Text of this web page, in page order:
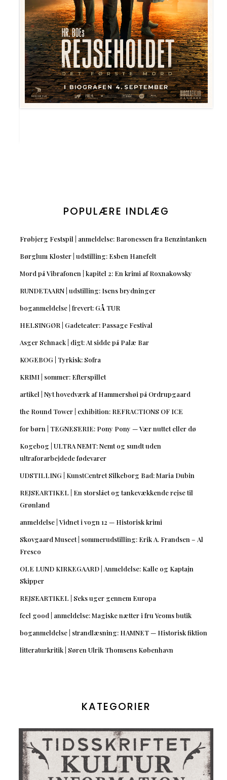
POPULÆRE INDLÆG
Frøbjerg Festspil | anmeldelse: Baronessen fra Benzintanken
Børglum Kloster | udstilling: Esben Hanefelt
Mord på Vibrafonen | kapitel 2: En krimi af Roxnakowsky
RUNDETAARN | udstilling: Isens brydninger
boganmeldelse | frevert: GÅ TUR
HELSINGØR | Gadeteater: Passage Festival
Asger Schnack | digt: At sidde på Palæ Bar
KOGEBOG | Tyrkisk: Sofra
KRIMI | sommer: Efterspillet
artikel | Nyt hovedværk af Hammershøi på Ordrupgaard
the Round Tower | exhibition: REFRACTIONS OF ICE
for børn | TEGNESERIE: Pony Pony — Vær nuttet eller dø
Kogebog | ULTRA NEMT: Nemt og sundt uden
ultraforarbejdede fødevarer
UDSTILLING | KunstCentret Silkeborg Bad: Maria Dubin
REJSEARTIKEL | En storslået og tankevækkende rejse til
Grønland
anmeldelse | Vidnet i vogn 12 — Historisk krimi
Skovgaard Museet | sommerudstilling: Erik A. Frandsen – Al
Fresco
OLE LUND KIRKEGAARD | Anmeldelse: Kalle og Kaptajn
Skipper
REJSEARTIKEL | Seks uger gennem Europa
feel good | anmeldelse: Magiske nætter i fru Yeoms butik
boganmeldelse | strandlæsning: HAMNET — Historisk fiktion
litteraturkritik | Søren Ulrik Thomsens København
KATEGORIER